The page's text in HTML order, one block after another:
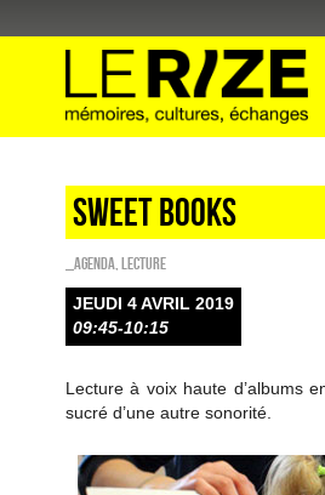
Sweet Books
_Agenda Lecture
JEUDI 4 AVRIL 2019
09:45-10:15
Lecture à voix haute d’albums
sucré d’une autre sonorité.